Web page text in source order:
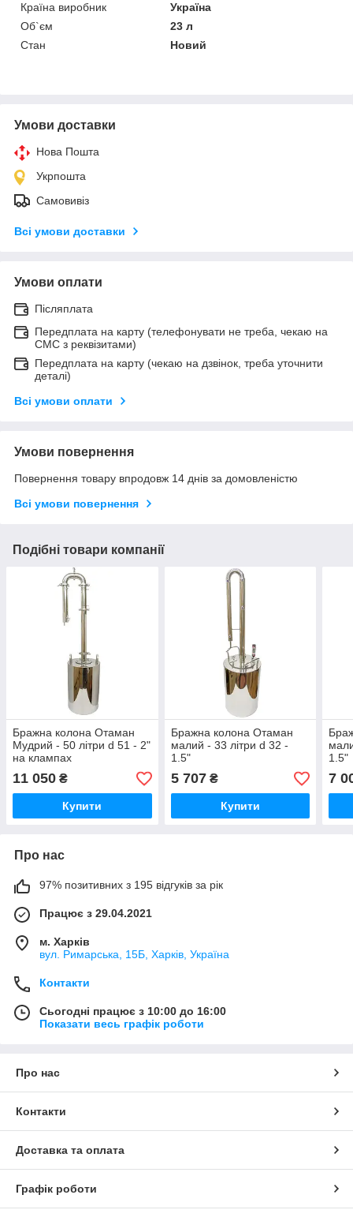
Країна виробник
Україна
Об`єм
23 л
Стан
Новий
Умови доставки
Нова Пошта
Укрпошта
Самовивіз
Всі умови доставки
Умови оплати
Післяплата
Передплата на карту (телефонувати не треба, чекаю на
СМС з реквізитами)
Передплата на карту (чекаю на дзвінок, треба уточнити
деталі)
Всі умови оплати
Умови повернення
Повернення товару впродовж 14 днів за домовленістю
Всі умови повернення
Подібні товари компанії
Бражна колона Отаман
Мудрий - 50 літри d 51 - 2"
на клампах
11 050 ₴
Купити
Бражна колона Отаман
малий - 33 літри d 32 -
1.5"
5 707₴
Купити
1.5"
7
Про нас
97% позитивних з 195 відгуків за рік
Працює з 29.04.2021
м. Харків
вул. Римарська, 15Б, Харків, Україна
Контакти
Сьогодні працює з 10:00 до 16:00
Показати весь графік роботи
Про нас
Контакти
Доставка та оплата
Графік роботи